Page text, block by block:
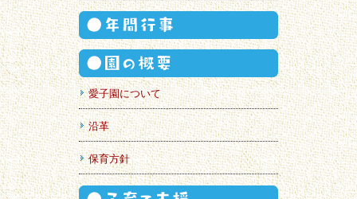
愛子園について
沿革
保育方針